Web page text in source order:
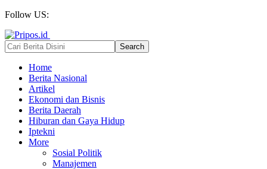
Follow US:
Home
Berita Nasional
Artikel
Ekonomi dan Bisnis
Berita Daerah
Hiburan dan Gaya Hidup
Iptekni
More
Sosial Politik
Manajemen